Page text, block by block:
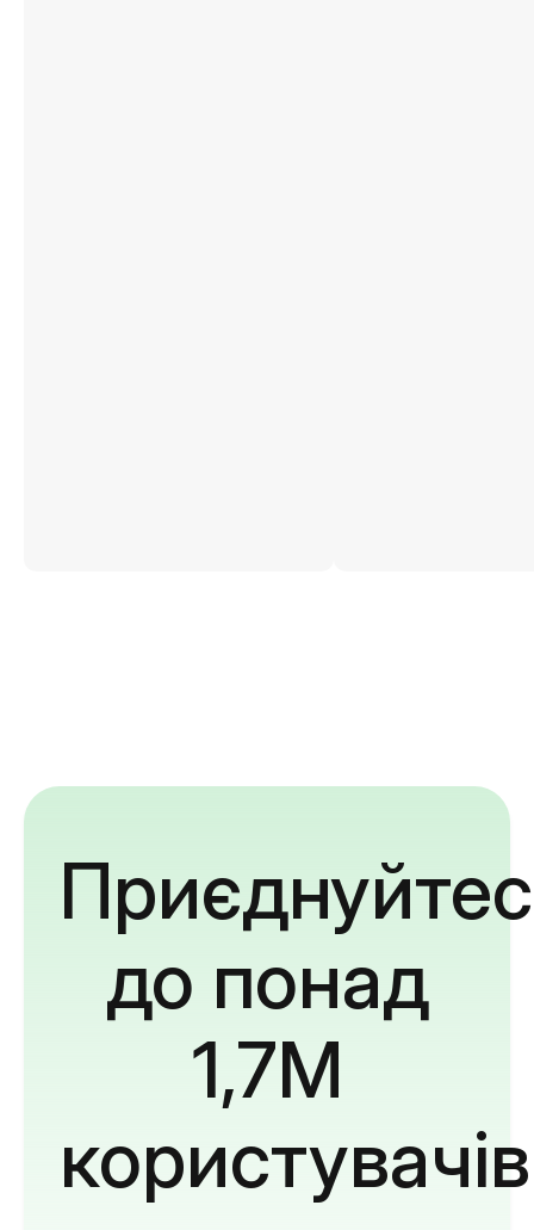
до понад
1,7M
користувачів